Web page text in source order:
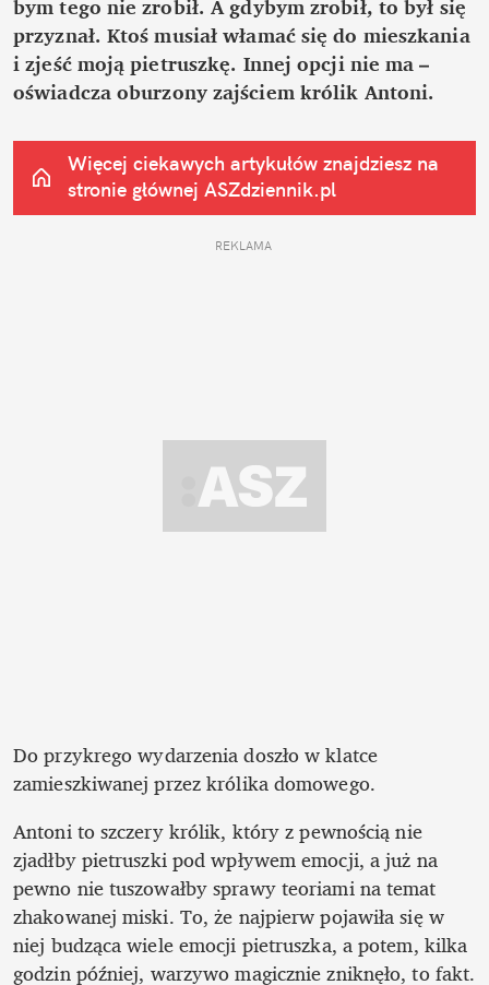
bym tego nie zrobił. A gdybym zrobił, to był się
przyznał. Ktoś musiał włamać się do mieszkania
i zjeść moją pietruszkę. Innej opcji nie ma –
oświadcza oburzony zajściem królik Antoni.
Więcej ciekawych artykułów znajdziesz na
stronie głównej ASZdziennik.pl
REKLAMA
Do przykrego wydarzenia doszło w klatce
zamieszkiwanej przez królika domowego.
Antoni to szczery królik, który z pewnością nie
zjadłby pietruszki pod wpływem emocji, a już na
pewno nie tuszowałby sprawy teoriami na temat
zhakowanej miski. To, że najpierw pojawiła się w
niej budząca wiele emocji pietruszka, a potem, kilka
godzin później, warzywo magicznie zniknęło, to fakt.